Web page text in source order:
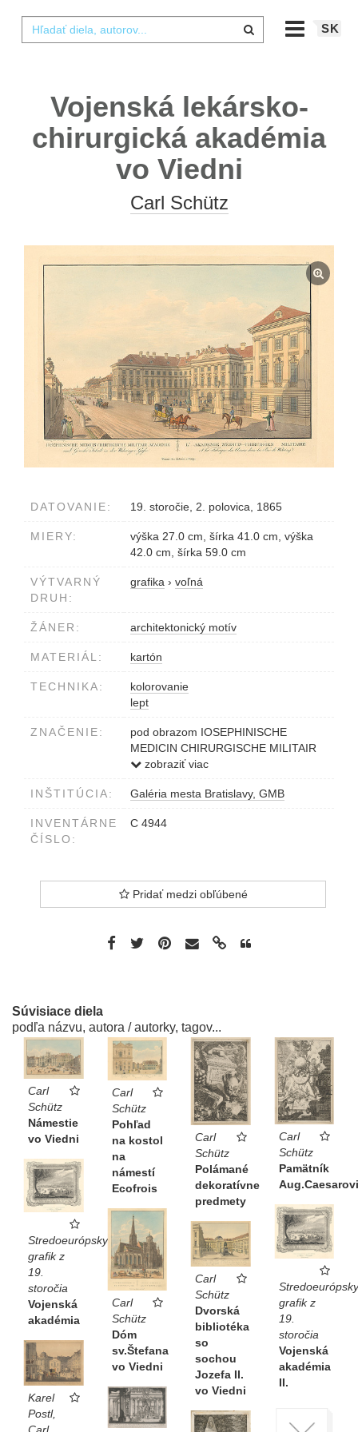
SK
Vojenská lekársko-
chirurgická akadémia
vo Viedni
Carl Schütz
DATOVANIE: 19. storočie, 2. polovica, 1865
MIERY:
výška 27.0 cm, šírka 41.0 cm, výška
42.0 cm, šírka 59.0 cm
VÝTVARNÝ
DRUH:
grafika › voľná
ŽÁNER: architektonický motív
MATERIÁL: kartón
TECHNIKA:
kolorovanie
lept
ZNAČENIE:
pod obrazom IOSEPHINISCHE
MEDICIN CHIRURGISCHE MILITAIR
ACADEMIE und Gewehr Fabrik in der
zobraziť viac
INŠTITÚCIA: Galéria mesta Bratislavy, GMB
INVENTÁRNE
ČÍSLO:
C 4944
Pridať medzi obľúbené
Súvisiace diela
podľa názvu, autora / autorky, tagov...
Carl
Schütz
Námestie
vo Viedni
Carl
Schütz
Pohľad
na kostol
na
námestí
Ecofrois
Carl
Schütz
Polámané
dekoratívne
predmety
Carl
Schütz
Pamätník
Aug.Caesarovi
Stredoeurópsky
grafik z
19.
storočia
Vojenská
akadémia
Stredoeurópsky
grafik z
19.
storočia
Vojenská
akadémia
II.
Carl
Schütz
Dóm
sv.Štefana
vo Viedni
Carl
Schütz
Dvorská
bibliotéka
so
sochou
Jozefa II.
vo Viedni
Karel
Postl,